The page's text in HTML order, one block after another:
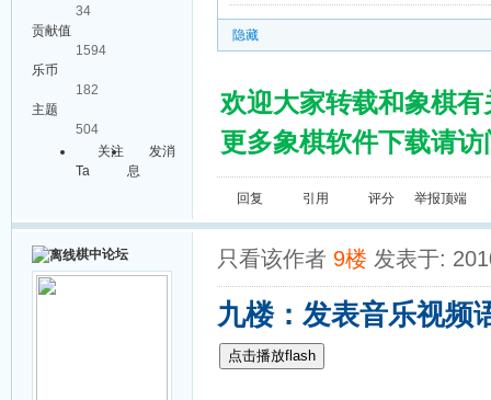
34
贡献值
1594
乐币
182
主题
504
关注
Ta
发消
息
隐藏
欢迎大家转载和象棋
更多象棋软件下载请
回复 引用 评分 举报顶端
棋中论坛 只看该作者 9楼 发表于:
九楼：发表音乐视频
点击播放flash